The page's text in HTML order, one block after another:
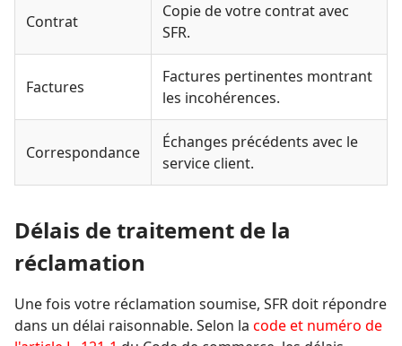
Contrat
Copie de votre contrat avec
SFR.
Factures
Factures pertinentes montrant
les incohérences.
Correspondance
Échanges précédents avec le
service client.
Délais de traitement de la
réclamation
Une fois votre réclamation soumise, SFR doit répondre
dans un délai raisonnable. Selon la code et numéro de